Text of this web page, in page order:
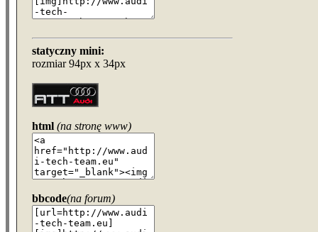
statyczny mini:
rozmiar 94px x 34px
html (na stronę www)
bbcode(na forum)